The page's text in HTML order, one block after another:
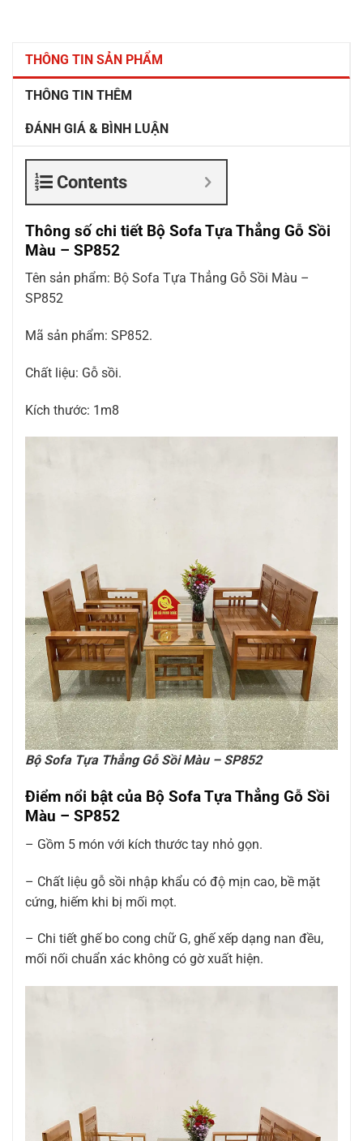
THÔNG TIN SẢN PHẨM
THÔNG TIN THÊM
ĐÁNH GIÁ & BÌNH LUẬN
Contents
Thông số chi tiết Bộ Sofa Tựa Thẳng Gỗ Sồi
Màu – SP852
Tên sản phẩm: Bộ Sofa Tựa Thẳng Gỗ Sồi Màu –
SP852
Mã sản phẩm: SP852.
Chất liệu: Gỗ sồi.
Kích thước: 1m8
Bộ Sofa Tựa Thẳng Gỗ Sồi Màu – SP852
Điểm nổi bật của Bộ Sofa Tựa Thẳng Gỗ Sồi
Màu – SP852
– Gồm 5 món với kích thước tay nhỏ gọn.
– Chất liệu gỗ sồi nhập khẩu có độ mịn cao, bề mặt
cứng, hiếm khi bị mối mọt.
– Chi tiết ghế bo cong chữ G, ghế xếp dạng nan đều,
mối nối chuẩn xác không có gờ xuất hiện.